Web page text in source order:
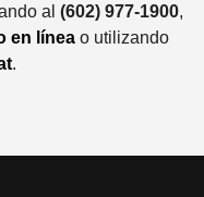
al (602) 977-1900,
en líneao utilizando
.